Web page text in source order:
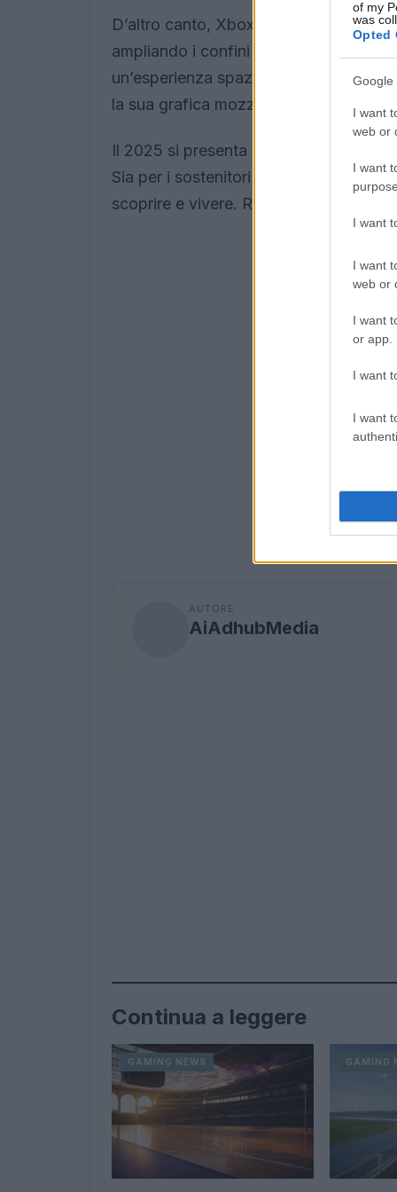
of my
was
Opted
Google
I want
web or
I want
I want
I want
web or
I want
or app.
I want
I want
D’altro canto, Xbox non è da meno.
ampliando i confini della narrazione
un’esperienza spaziale senza
la sua grafica mozzafiato e la
Il 2025 si presenta come un anno
Sia per i sostenitori di PlayStation
scoprire e vivere. Rimanere aggiornati
AUTORE
AiAdhubMedia
Continua a leggere
GAMING NEWS GAMING